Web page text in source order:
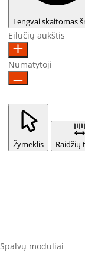
Lengvai skaitomas
Eilučių aukštis
Numatytoji
Žymeklis Raidžių
Spalvų moduliai